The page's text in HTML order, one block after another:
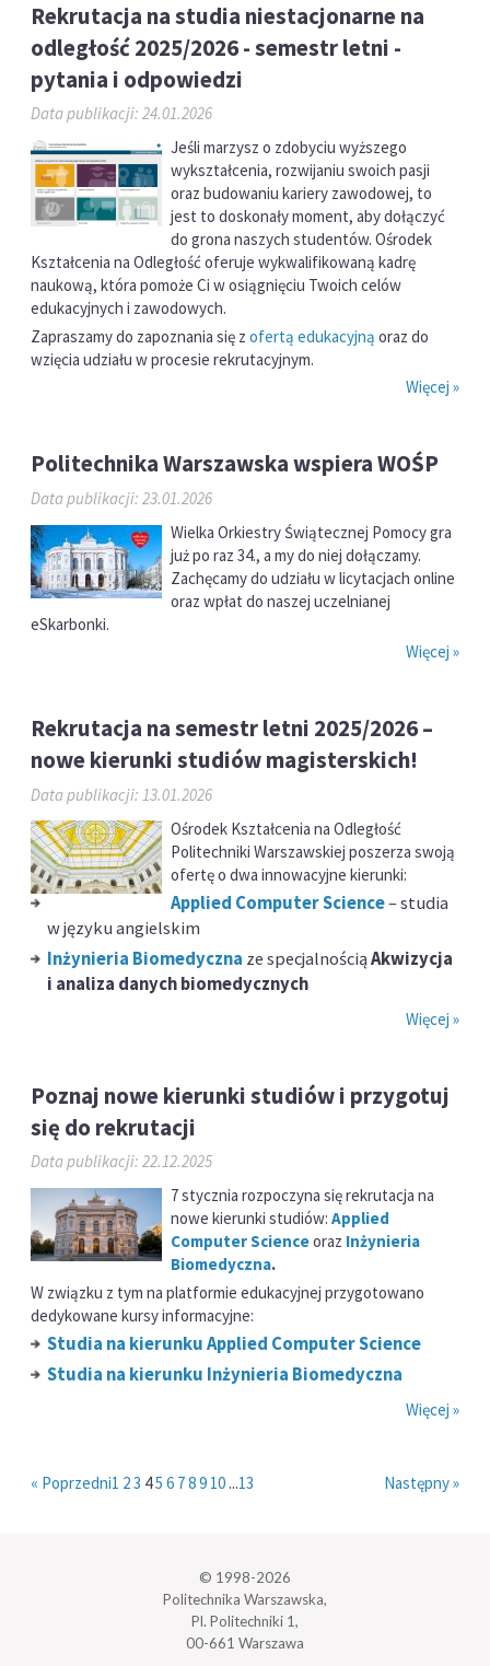
Rekrutacja na studia niestacjonarne na
odległość 2025/2026 - semestr letni -
pytania i odpowiedzi
Data publikacji: 24.01.2026
Jeśli marzysz o zdobyciu wyższego
wykształcenia, rozwijaniu swoich pasji
oraz budowaniu kariery zawodowej, to
jest to doskonały moment, aby dołączyć
do grona naszych studentów. Ośrodek
Kształcenia na Odległość oferuje wykwalifikowaną kadrę
naukową, która pomoże Ci w osiągnięciu Twoich celów
edukacyjnych i zawodowych.
Zapraszamy do zapoznania się z ofertą edukacyjną oraz do
wzięcia udziału w procesie rekrutacyjnym.
Więcej »
Politechnika Warszawska wspiera WOŚP
Data publikacji: 23.01.2026
Wielka Orkiestry Świątecznej Pomocy gra
już po raz 34., a my do niej dołączamy.
Zachęcamy do udziału w licytacjach online
oraz wpłat do naszej uczelnianej
eSkarbonki.
Więcej »
Rekrutacja na semestr letni 2025/2026 –
nowe kierunki studiów magisterskich!
Data publikacji: 13.01.2026
Ośrodek Kształcenia na Odległość
Politechniki Warszawskiej poszerza swoją
ofertę o dwa innowacyjne kierunki:
Applied Computer Science– studia
w języku angielskim
Inżynieria Biomedyczna ze specjalnościąAkwizycja
i analiza danych biomedycznych
Więcej »
Poznaj nowe kierunki studiów i przygotuj
się do rekrutacji
Data publikacji: 22.12.2025
7 stycznia rozpoczyna się rekrutacja na
nowe kierunki studiów: Applied
Computer Scienceoraz Inżynieria
Biomedyczna.
W związku z tym na platformie edukacyjnej przygotowano
dedykowane kursy informacyjne:
Studia na kierunku Applied Computer Science
Studia na kierunku Inżynieria Biomedyczna
Więcej »
« Poprzedni Następny »
1 23 45 6 789 10 ...13
© 1998-2026
Politechnika Warszawska,
Pl. Politechniki 1,
00-661 Warszawa